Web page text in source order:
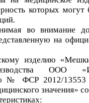
которых
во внимание
на
изделию «
ООО
№ ФСР 2012/13553
значения»